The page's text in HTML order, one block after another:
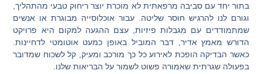
בתור יחד עם סביבה מרפאתית לא מוכרת יוצר ריחוק טבעי מהתהליך,
וגורם לנו להרגיש חוסר שליטה. עבור אוכלוסייה מבוגרת או אנשים
שמתמודדים עם מגבלות פיזיות, עצם ההגעה למקום היא פרויקט
הדורש מאמץ אדיר, דבר המוביל באופן כמעט אוטומטי לדחיינות.
כאשר הבדיקה הופכת לאירוע כל כך מורכב ומעיק, קל לשכוח שמדובר
בפעולה שגרתית שאמורה פשוט לשמור על הבריאות שלנו.